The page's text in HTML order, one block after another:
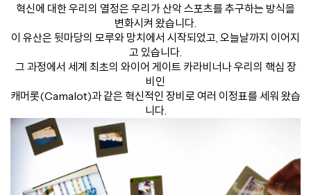
혁신에 대한 우리의 열정은 우리가 산악 스포츠를 추구하는 방식을
변화시켜 왔습니다.
이 유산은 뒷마당의 모루와 망치에서 시작되었고, 오늘날까지 이어지
고 있습니다.
그 과정에서 세계 최초의 와이어 게이트 카라비너나 우리의 핵심 장
비인
캐머롯(Camalot)과 같은 혁신적인 장비로 여러 이정표를 세워 왔습
니다.